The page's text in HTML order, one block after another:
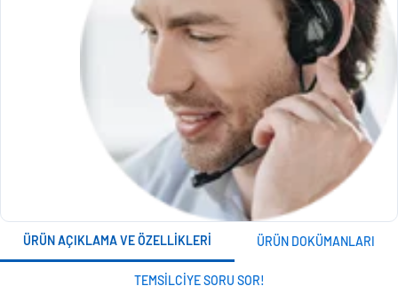
ÜRÜN AÇIKLAMA VE ÖZELLIKLERI ÜRÜN DOKÜMANLARI
TEMSILCIYE SORU SOR!